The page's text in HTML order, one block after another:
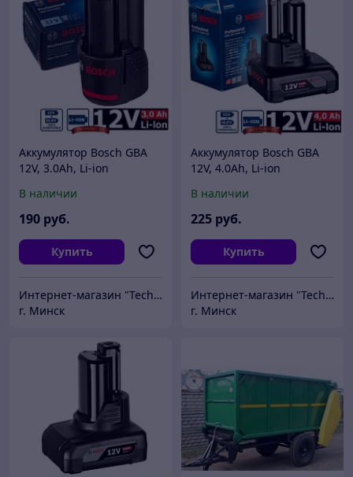
Аккумулятор Bosch GBA
12V, 3.0Ah, Li-ion
В наличии
190 руб.
Купить
Интернет-магазин "Technobit"
г. Минск
Аккумулятор Bosch GBA
12V, 4.0Ah, Li-ion
В наличии
225 руб.
Купить
Интернет-магазин "Technobit"
г. Минск